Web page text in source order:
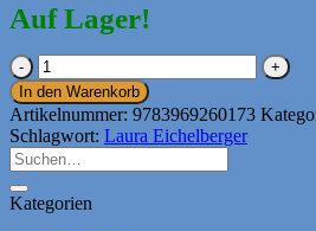
Auf Lager!
Schwungübungen
Ab
6
Jahren
Menge
In den Warenkorb
Artikelnummer: 9783969260173
Schlagwort: Laura Eichelberger
Suchen
nach:
Kategorien